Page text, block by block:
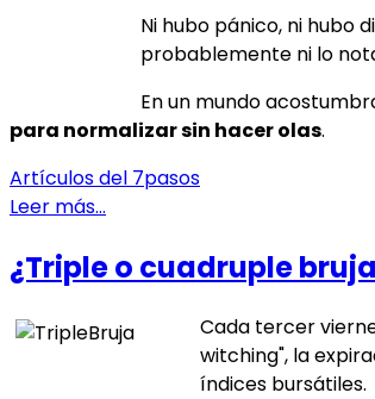
Ni hubo pánico, ni hubo
probablemente ni lo
En un mundo
para normalizar sin hacer olas.
Artículos del 7pasos
Leer más…
¿Triple o cuadruple
Cada tercer
witching", la
índices bursátiles.